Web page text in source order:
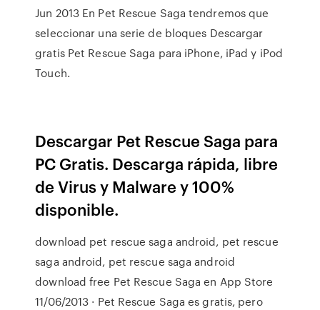
Jun 2013 En Pet Rescue Saga tendremos que
seleccionar una serie de bloques Descargar
gratis Pet Rescue Saga para iPhone, iPad y iPod
Touch.
Descargar Pet Rescue Saga para
PC Gratis. Descarga rápida, libre
de Virus y Malware y 100%
disponible.
download pet rescue saga android, pet rescue
saga android, pet rescue saga android
download free ‎Pet Rescue Saga en App Store
11/06/2013 · Pet Rescue Saga es gratis, pero